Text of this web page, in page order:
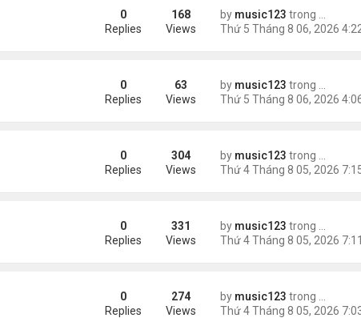
by music123 trong
0
Replies
168
Views
nạn xe hơi by music123 trong
0
Replies
63
Views
yêu' by music123 trong
0
Replies
304
Views
đồng/tháng by music123 trong
0
Replies
331
Views
Phong by music123 trong
0
Replies
274
Views